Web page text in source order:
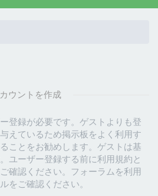
ウントを作成
登録が必要です。ゲストよりも登
えているため掲示板をよく利用す
ことをお勧めします。ゲストは基
ユーザー登録する前に利用規約と
確認ください。フォーラムを利用
をご確認ください。